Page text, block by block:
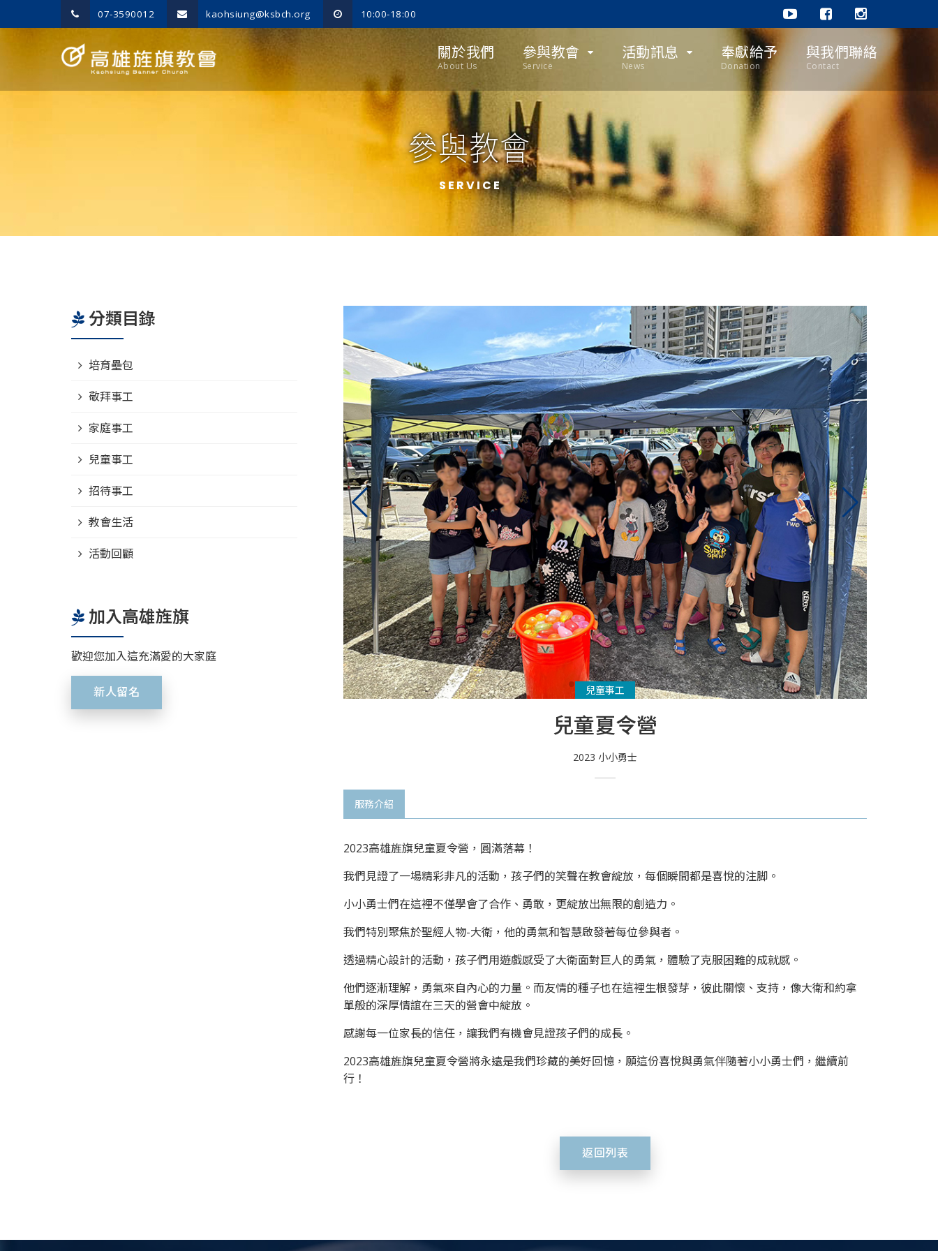
07-3590012 kaohsiung@ksbch.org 10:00-18:00
關於我們
About Us
參與教會
Service
活動訊息
News
奉獻給予
Donation
與我們聯絡
Contact
參與教會
SERVICE
兒童事工
兒童夏令營
2023 小小勇士
服務介紹
2023高雄旌旗兒童夏令營，圓滿落幕！
我們見證了一場精彩非凡的活動，孩子們的笑聲在教會綻放，每個瞬間都是喜悅的注脚。
小小勇士們在這裡不僅學會了合作、勇敢，更綻放出無限的創造力。
我們特別聚焦於聖經人物-大衛，他的勇氣和智慧啟發著每位參與者。
透過精心設計的活動，孩子們用遊戲感受了大衛面對巨人的勇氣，體驗了克服困難的成就感。
他們逐漸理解，勇氣來自內心的力量。而友情的種子也在這裡生根發芽，彼此關懷、支持，像大衛和約拿
單般的深厚情誼在三天的營會中綻放。
感謝每一位家長的信任，讓我們有機會見證孩子們的成長。
2023高雄旌旗兒童夏令營將永遠是我們珍藏的美好回憶，願這份喜悅與勇氣伴隨著小小勇士們，繼續前
行！
返回列表
分類目錄
培育壘包
敬拜事工
家庭事工
兒童事工
招待事工
教會生活
活動回顧
加入高雄旌旗
歡迎您加入這充滿愛的大家庭
新人留名